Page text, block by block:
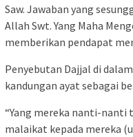
Saw. Jawaban yang
Allah Swt. Yang Maha
memberikan pendapat
Penyebutan Dajjal di
kandungan ayat sebagai
“Yang mereka nanti-nanti
malaikat kepada mereka